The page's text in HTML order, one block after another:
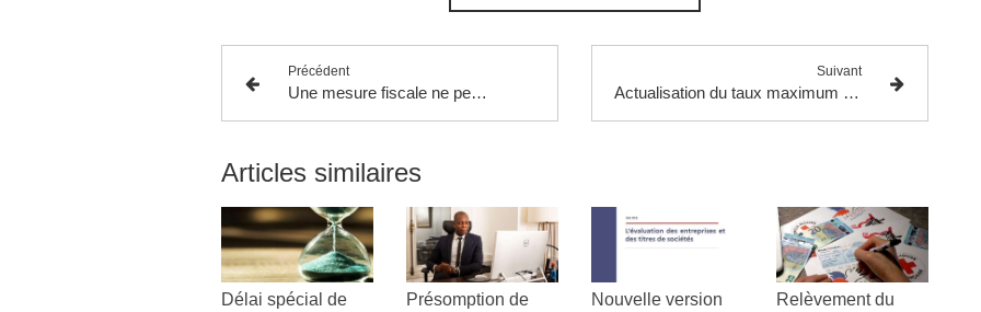
Précédent
Une mesure fiscale ne peut rétroagir à la date de son annonce publique lorsque cette dernière n’est pas suffisamment claire.
Suivant
Actualisation du taux maximum des intérêts admis en déduction d’un point de vue fiscal pour la période couvrant les exercices de douze mois clos du 31 décembre 2024 au 30 mars 2025.
Articles similaires
Délai spécial de
Présomption de
Nouvelle version
Relèvement du